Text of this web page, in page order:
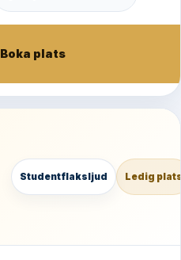
Boka plats
Studentflaksljud Ledig